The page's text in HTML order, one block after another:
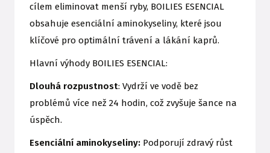
cílem eliminovat menší ryby, BOILIES ESENCIAL
obsahuje esenciální aminokyseliny, které jsou
klíčové pro optimální trávení a lákání kaprů.
Hlavní výhody BOILIES ESENCIAL:
Dlouhá rozpustnost: Vydrží ve vodě bez
problémů více než 24 hodin, což zvyšuje šance na
úspěch.
Esenciální aminokyseliny: Podporují zdravý růst